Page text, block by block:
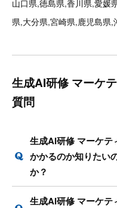
山口県,徳島県,香川県,愛媛
県,大分県,宮崎県,鹿児島県,
生成AI研修 マーケ
質問
生成AI研修 マーケテ
かかるのか知りたい
か？
生成AI研修 マーケテ